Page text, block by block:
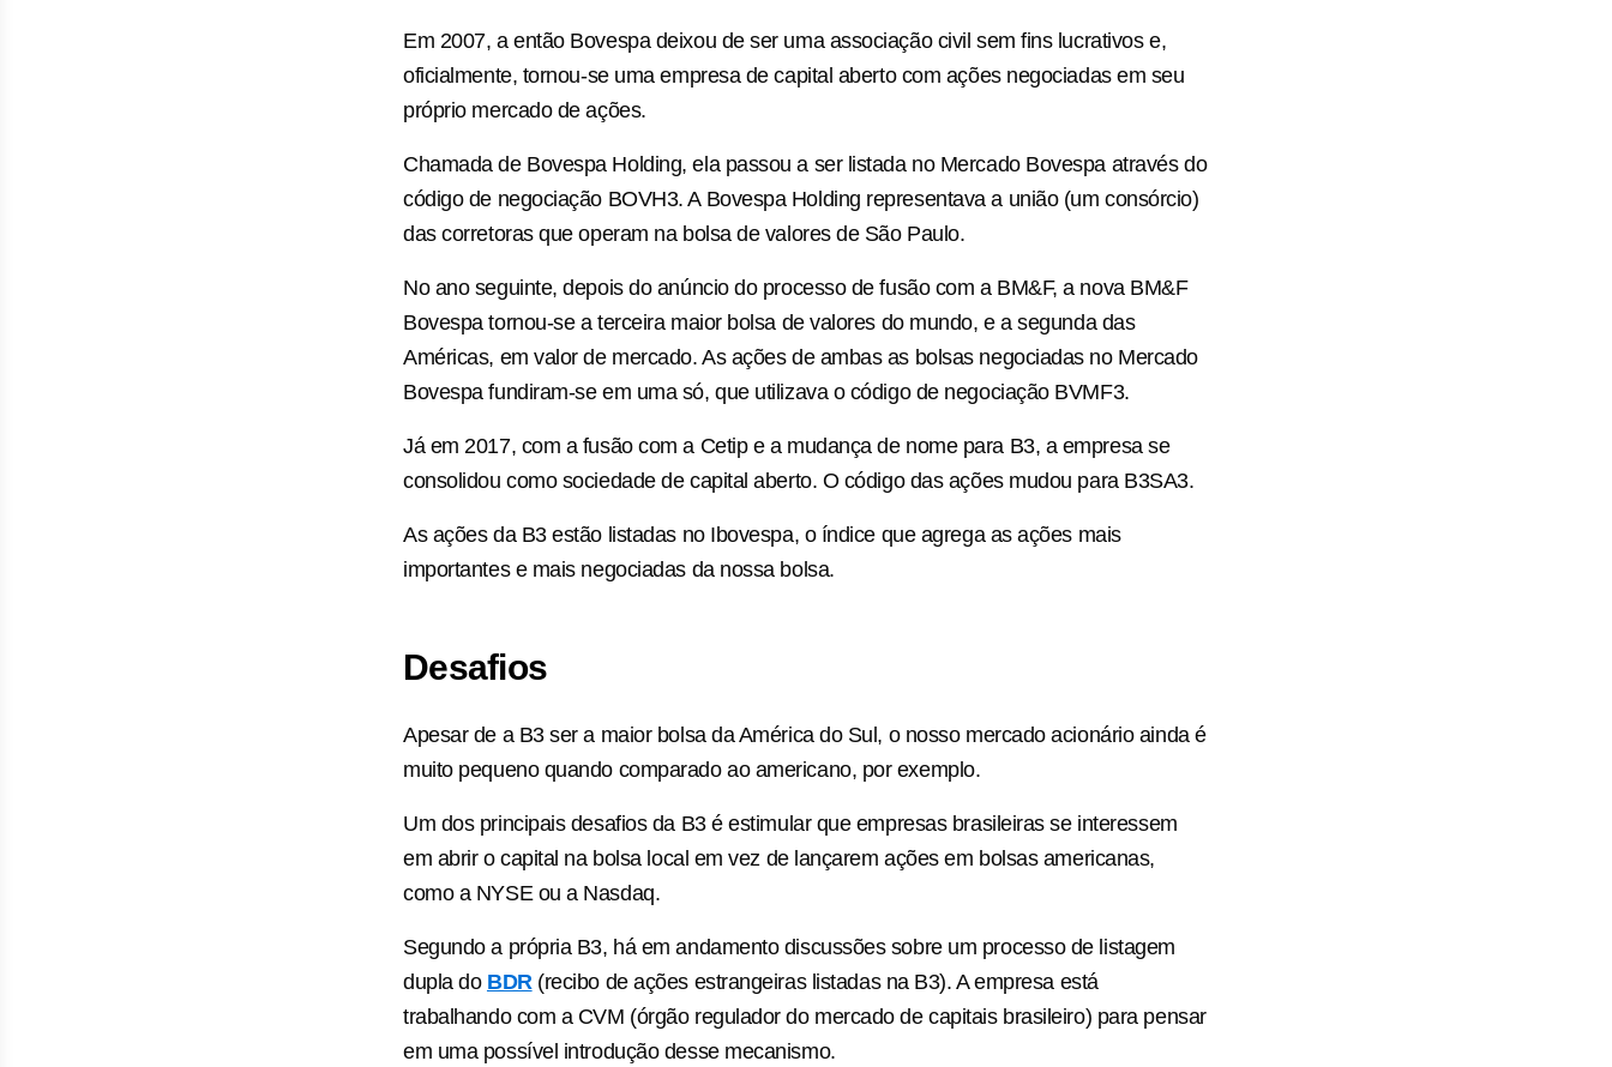
Em 2007, a então Bovespa deixou de ser uma associação civil sem fins lucrativos e,
oficialmente, tornou-se uma empresa de capital aberto com ações negociadas em seu
próprio mercado de ações.
Chamada de Bovespa Holding, ela passou a ser listada no Mercado Bovespa através do
código de negociação BOVH3. A Bovespa Holding representava a união (um consórcio)
das corretoras que operam na bolsa de valores de São Paulo.
No ano seguinte, depois do anúncio do processo de fusão com a BM&F, a nova BM&F
Bovespa tornou-se a terceira maior bolsa de valores do mundo, e a segunda das
Américas, em valor de mercado. As ações de ambas as bolsas negociadas no Mercado
Bovespa fundiram-se em uma só, que utilizava o código de negociação BVMF3.
Já em 2017, com a fusão com a Cetip e a mudança de nome para B3, a empresa se
consolidou como sociedade de capital aberto. O código das ações mudou para B3SA3.
As ações da B3 estão listadas no Ibovespa, o índice que agrega as ações mais
importantes e mais negociadas da nossa bolsa.
Desafios
Apesar de a B3 ser a maior bolsa da América do Sul, o nosso mercado acionário ainda é
muito pequeno quando comparado ao americano, por exemplo.
Um dos principais desafios da B3 é estimular que empresas brasileiras se interessem
em abrir o capital na bolsa local em vez de lançarem ações em bolsas americanas,
como a NYSE ou a Nasdaq.
Segundo a própria B3, há em andamento discussões sobre um processo de listagem
dupla do BDR(recibo de ações estrangeiras listadas na B3). A empresa está
trabalhando com a CVM (órgão regulador do mercado de capitais brasileiro) para pensar
em uma possível introdução desse mecanismo.